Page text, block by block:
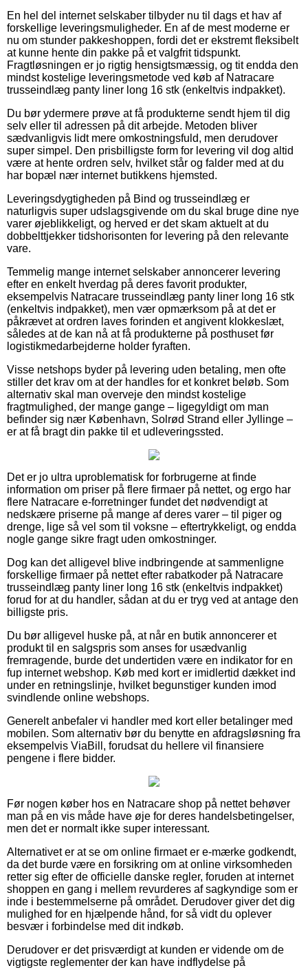
En hel del internet selskaber tilbyder nu til dags et hav af
forskellige leveringsmuligheder. En af de mest moderne er
nu om stunder pakkeshoppen, fordi det er ekstremt fleksibelt
at kunne hente din pakke på et valgfrit tidspunkt.
Fragtløsningen er jo rigtig hensigtsmæssig, og tit endda den
mindst kostelige leveringsmetode ved køb af Natracare
trusseindlæg panty liner long 16 stk (enkeltvis indpakket).
Du bør ydermere prøve at få produkterne sendt hjem til dig
selv eller til adressen på dit arbejde. Metoden bliver
sædvanligvis lidt mere omkostningsfuld, men derudover
super simpel. Den prisbilligste form for levering vil dog altid
være at hente ordren selv, hvilket står og falder med at du
har bopæl nær internet butikkens hjemsted.
Leveringsdygtigheden på Bind og trusseindlæg er
naturligvis super udslagsgivende om du skal bruge dine nye
varer øjeblikkeligt, og herved er det skam aktuelt at du
dobbelttjekker tidshorisonten for levering på den relevante
vare.
Temmelig mange internet selskaber annoncerer levering
efter en enkelt hverdag på deres favorit produkter,
eksempelvis Natracare trusseindlæg panty liner long 16 stk
(enkeltvis indpakket), men vær opmærksom på at det er
påkrævet at ordren laves forinden et angivent klokkeslæt,
således at de kan nå at få produkterne på posthuset før
logistikmedarbejderne holder fyraften.
Visse netshops byder på levering uden betaling, men ofte
stiller det krav om at der handles for et konkret beløb. Som
alternativ skal man overveje den mindst kostelige
fragtmulighed, der mange gange – ligegyldigt om man
befinder sig nær København, Solrød Strand eller Jyllinge –
er at få bragt din pakke til et udleveringssted.
Det er jo ultra uproblematisk for forbrugerne at finde
information om priser på flere firmaer på nettet, og ergo har
flere Natracare e-forretninger fundet det nødvendigt at
nedskære priserne på mange af deres varer – til piger og
drenge, lige så vel som til voksne – eftertrykkeligt, og endda
nogle gange sikre fragt uden omkostninger.
Dog kan det alligevel blive indbringende at sammenligne
forskellige firmaer på nettet efter rabatkoder på Natracare
trusseindlæg panty liner long 16 stk (enkeltvis indpakket)
forud for at du handler, sådan at du er tryg ved at antage den
billigste pris.
Du bør alligevel huske på, at når en butik annoncerer et
produkt til en salgspris som anses for usædvanlig
fremragende, burde det undertiden være en indikator for en
fup internet webshop. Køb med kort er imidlertid dækket ind
under en retningslinje, hvilket begunstiger kunden imod
svindlende online webshops.
Generelt anbefaler vi handler med kort eller betalinger med
mobilen. Som alternativ bør du benytte en afdragsløsning fra
eksempelvis ViaBill, forudsat du hellere vil finansiere
pengene i flere bidder.
Før nogen køber hos en Natracare shop på nettet behøver
man på en vis måde have øje for deres handelsbetingelser,
men det er normalt ikke super interessant.
Alternativet er at se om online firmaet er e-mærke godkendt,
da det burde være en forsikring om at online virksomheden
retter sig efter de officielle danske regler, foruden at internet
shoppen en gang i mellem revurderes af sagkyndige som er
inde i bestemmelserne på området. Derudover giver det dig
mulighed for en hjælpende hånd, for så vidt du oplever
besvær i forbindelse med dit indkøb.
Derudover er det prisværdigt at kunden er vidende om de
vigtigste reglementer der kan have indflydelse på